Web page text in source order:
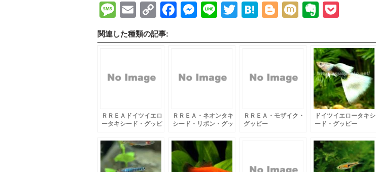
Message
EmailCopy
Link
Facebook
Messenger
LineTwitterHatena
Blogger
MixiEvernote
関連した種類の記事:
ＲＲＥＡドイツイエロ
ータキシード・グッピ
ＲＲＥＡ・ネオンタキ
シード・リボン・グッ
ＲＲＥＡ・モザイク・
グッピー
ドイツイエロータキシ
ード・グッピー